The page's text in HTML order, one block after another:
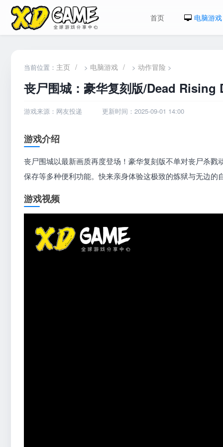
首页 电脑游戏
当前位置： 主页 / > 电脑游戏 / > 动作冒险 >
丧尸围城：豪华复刻版/Dead Rising
游戏来源：网友投递 更新时间：2025-09-01 14:00
游戏介绍
丧尸围城以最新画质再度登场！豪华复刻版不单对丧尸杀
保存等多种便利功能。快来亲身体验这极致的炼狱与无边的
游戏视频